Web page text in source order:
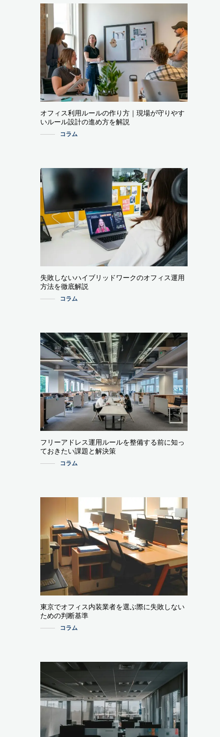
オフィス利用ルールの作り方｜現場が守りやす
いルール設計の進め方を解説
コラム
失敗しないハイブリッドワークのオフィス運用
方法を徹底解説
コラム
フリーアドレス運用ルールを整備する前に知っ
ておきたい課題と解決策
コラム
東京でオフィス内装業者を選ぶ際に失敗しない
ための判断基準
コラム